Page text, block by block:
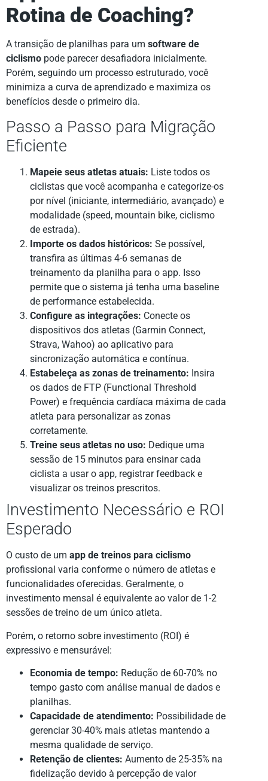
Rotina de Coaching?
A transição de planilhas para um software de
ciclismo pode parecer desafiadora inicialmente.
Porém, seguindo um processo estruturado, você
minimiza a curva de aprendizado e maximiza os
benefícios desde o primeiro dia.
Passo a Passo para Migração
Eficiente
Mapeie seus atletas atuais: Liste todos os
ciclistas que você acompanha e categorize-os
por nível (iniciante, intermediário, avançado) e
modalidade (speed, mountain bike, ciclismo
de estrada).
Importe os dados históricos: Se possível,
transfira as últimas 4-6 semanas de
treinamento da planilha para o app. Isso
permite que o sistema já tenha uma baseline
de performance estabelecida.
Configure as integrações: Conecte os
dispositivos dos atletas (Garmin Connect,
Strava, Wahoo) ao aplicativo para
sincronização automática e contínua.
Estabeleça as zonas de treinamento: Insira
os dados de FTP (Functional Threshold
Power) e frequência cardíaca máxima de cada
atleta para personalizar as zonas
corretamente.
Treine seus atletas no uso: Dedique uma
sessão de 15 minutos para ensinar cada
ciclista a usar o app, registrar feedback e
visualizar os treinos prescritos.
Investimento Necessário e ROI
Esperado
O custo de um app de treinos para ciclismo
profissional varia conforme o número de atletas e
funcionalidades oferecidas. Geralmente, o
investimento mensal é equivalente ao valor de 1-2
sessões de treino de um único atleta.
Porém, o retorno sobre investimento (ROI) é
expressivo e mensurável:
Economia de tempo: Redução de 60-70% no
tempo gasto com análise manual de dados e
planilhas.
Capacidade de atendimento: Possibilidade de
gerenciar 30-40% mais atletas mantendo a
mesma qualidade de serviço.
Retenção de clientes: Aumento de 25-35% na
fidelização devido à percepção de valor